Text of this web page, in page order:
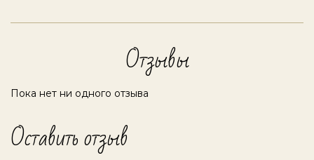
Отзывы
Пока нет ни одного отзыва
Оставить отзыв